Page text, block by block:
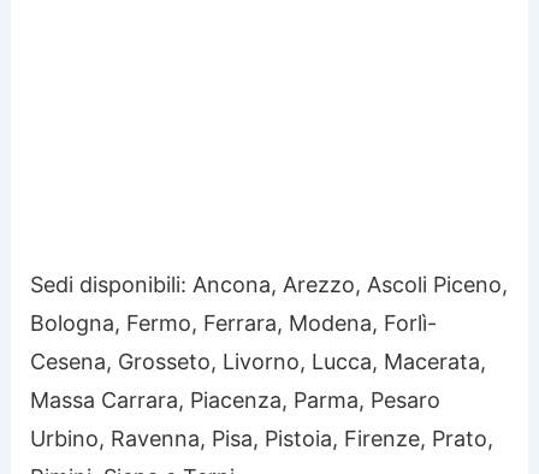
Sedi disponibili: Ancona, Arezzo, Ascoli Piceno,
Bologna, Fermo, Ferrara, Modena, Forlì-
Cesena, Grosseto, Livorno, Lucca, Macerata,
Massa Carrara, Piacenza, Parma, Pesaro
Urbino, Ravenna, Pisa, Pistoia, Firenze, Prato,